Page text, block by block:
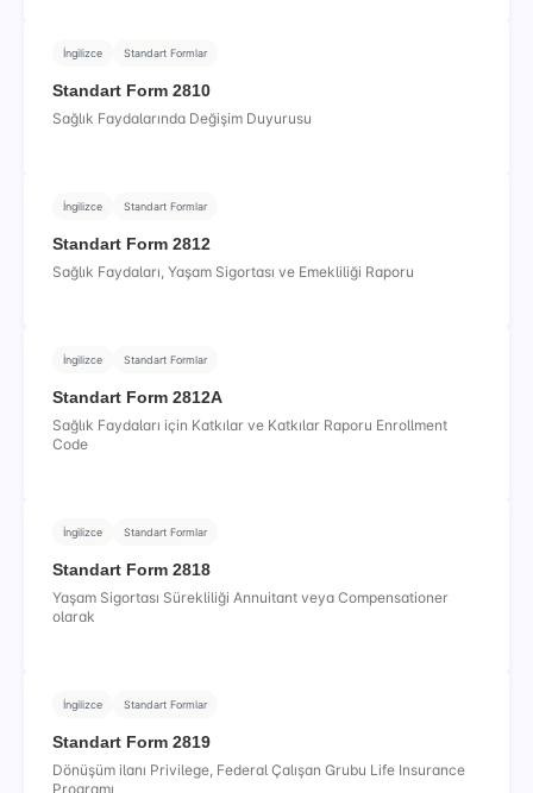
İngilizce Standart Formlar
Standart Form 2810
Sağlık Faydalarında Değişim Duyurusu
İngilizce Standart Formlar
Standart Form 2812
Sağlık Faydaları, Yaşam Sigortası ve Emekliliği Raporu
İngilizce Standart Formlar
Standart Form 2812A
Sağlık Faydaları için Katkılar ve Katkılar Raporu Enrollment
Code
İngilizce Standart Formlar
Standart Form 2818
Yaşam Sigortası Sürekliliği Annuitant veya Compensationer
olarak
İngilizce Standart Formlar
Standart Form 2819
Dönüşüm ilanı Privilege, Federal Çalışan Grubu Life Insurance
Programı